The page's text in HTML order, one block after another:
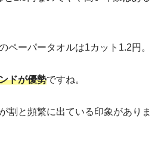
ペーパータオルは1カット1.2円。
ドが優勢ですね。
割と頻繁に出ている印象がありま